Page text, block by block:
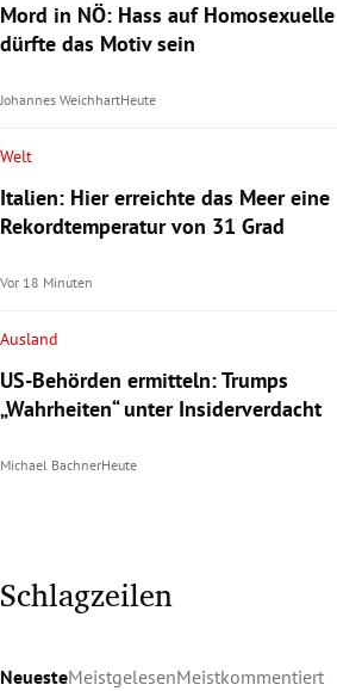
Mord in NÖ: Hass auf Homosexuelle
dürfte das Motiv sein
Johannes WeichhartHeute
Welt
Italien: Hier erreichte das Meer eine
Rekordtemperatur von 31 Grad
Vor 18 Minuten
Ausland
US-Behörden ermitteln: Trumps
„Wahrheiten“ unter Insiderverdacht
Michael BachnerHeute
Schlagzeilen
NeuesteMeistgelesenMeistkommentiert